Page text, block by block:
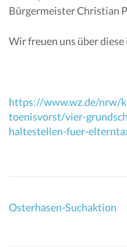
Bürgermeister Christian
Wir freuen uns über
https://www.wz.de/nrw/
toenisvorst/vier-
haltestellen-fuer-
Osterhasen-Suchaktion